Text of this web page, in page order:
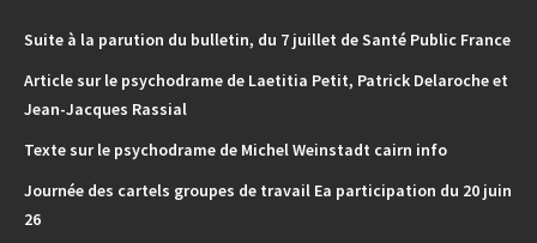
Suite à la parution du bulletin, du 7 juillet de Santé Public France
Article sur le psychodrame de Laetitia Petit, Patrick Delaroche et
Jean-Jacques Rassial
Texte sur le psychodrame de Michel Weinstadt cairn info
Journée des cartels groupes de travail Ea participation du 20 juin
26